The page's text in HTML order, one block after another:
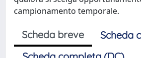
campionamento temporale.
Scheda breve
Scheda